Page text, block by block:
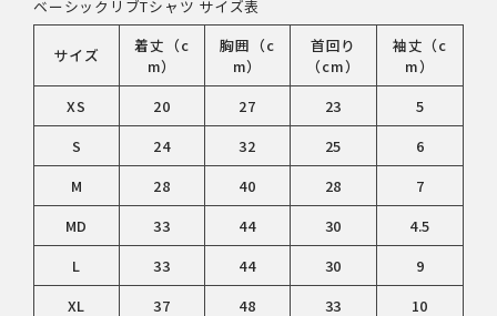
ベーシックリブTシャツ サイズ表
サイズ
着丈（c
m）
胸囲（c
m）
首回り
（cm）
袖丈（c
m）
XS
20 27 23
5
S
24 32 25
6
M
28 40 28
7
MD
33 44 30
4.5
L
33 44 30
9
XL
37 48 33 10